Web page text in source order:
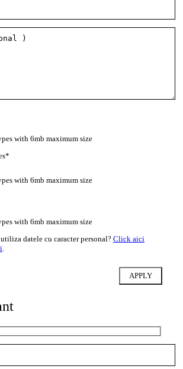
with 6mb maximum size
with 6mb maximum size
with 6mb maximum size
datele cu caracter personal? Click aici
.